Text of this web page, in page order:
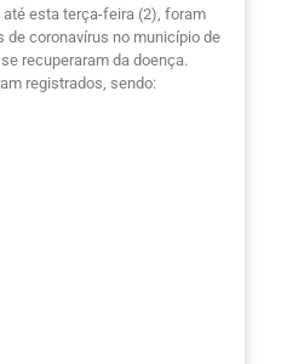
esta terça-feira (2), foram
coronavírus no município de
recuperaram da doença.
registrados, sendo: